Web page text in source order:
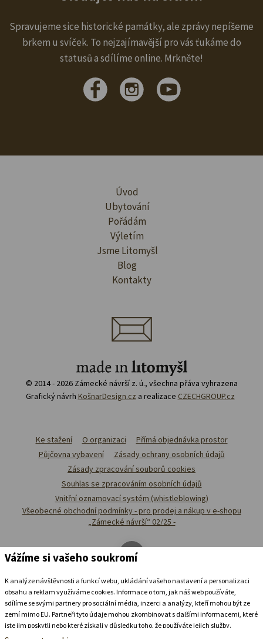
Spravujeme sice historické památky, ale zprávy nepíšeme
brkem u svíček. To nejzajímavější pro vás ťukáme do
statusů a sdílíme online. Mrkněte!
Úvod
Ubytování
Pořádám
Výletím
Jsme Litomyšl
Blog
Kontakty
© 2014 - 2026 Zámecké návrší z. ú., všechna přáva vyhrazena
Grafický návrh KošnarDesign.cz a realizace CZECHGROUP.cz
Ke stažení O organizaci
Přímá objednávka prostor
Půjčovna vybavení
Zásady ochrany osobních údajů
Zásady zpracování souborů cookies
Souhlas se zpracováním osobních údajů
Vnitřní oznamovací systém (whistleblowing)
Všeobecné obchodní podmínky - pro prodej a nákup v e-shopu
„Zámecké návrší“ 02/25 -
Vážíme si vašeho soukromí
K analýze návštěvnosti a funkcí webu, ukládání vašeho nastavení a personalizaci
obsahu a reklam využíváme cookies. Informace o tom, jak náš web používáte,
sdílíme se svými partnery pro sociální média, inzerci a analýzy, kteří mohou být ze
zemí mimo EU. Partneři tyto údaje mohou zkombinovat s dalšími informacemi, které
jste jim poskytli nebo které získali v důsledku toho, že používáte jejich služby.
Podrobné informace